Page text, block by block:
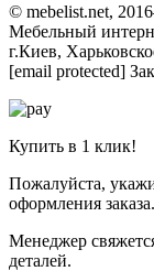
© mebelist.net,
Мебельный
г.Киев,
[email protected]
Купить в 1 клик!
Пожалуйста,
оформления заказа.
Менеджер
деталей.